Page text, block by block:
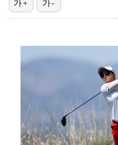
[ST포토] 장은
가+ 가-